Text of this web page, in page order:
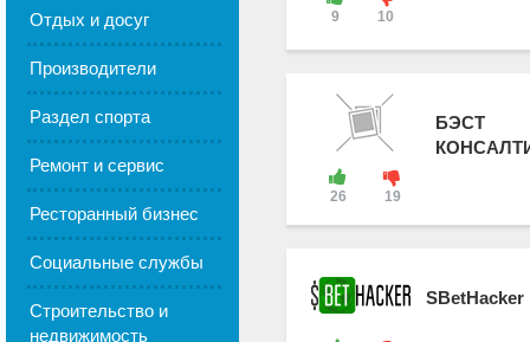
Отдых и досуг
Производители
Раздел спорта
Ремонт и сервис
Ресторанный бизнес
Социальные службы
Строительство и
недвижимость
9 10
26 19
БЭСТ
SBetHacker